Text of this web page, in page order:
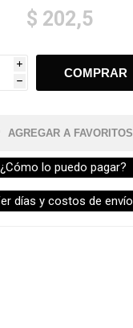
$ 202,5
i
h
AGREGAR A FAVORITOS
¿Cómo lo puedo pagar?
días y costos de envío